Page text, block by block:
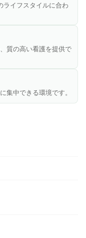
専用アプリを使用
きれば問題ござい
バランスを大切に
り、生活全般をサ
！
らしい暮らし」を
ライフスタイルに合わ
質の高い看護を提供で
集中できる環境です。